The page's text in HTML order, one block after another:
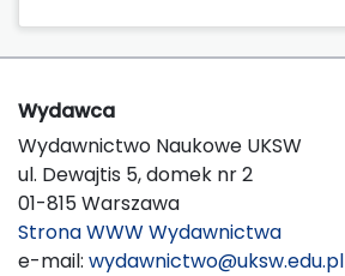
Wydawca
Wydawnictwo Naukowe UKSW
ul. Dewajtis 5, domek nr 2
01-815 Warszawa
Strona WWW Wydawnictwa
e-mail: wydawnictwo@uksw.edu.pl